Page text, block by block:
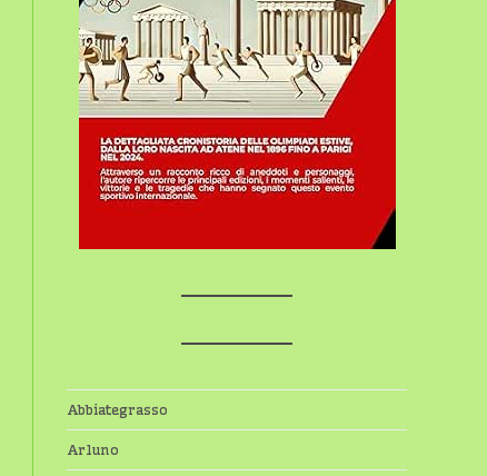
Abbiategrasso
Arluno